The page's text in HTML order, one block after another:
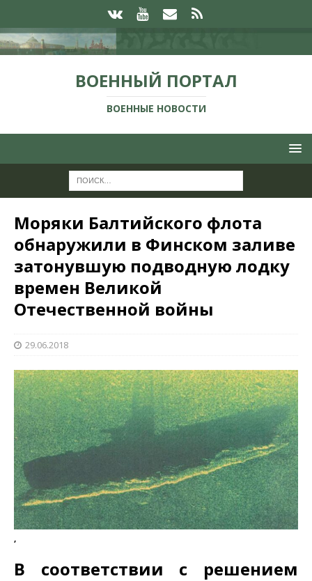
ВОЕННЫЙ ПОРТАЛ
ВОЕННЫЕ НОВОСТИ
Моряки Балтийского флота
обнаружили в Финском заливе
затонувшую подводную лодку
времен Великой
Отечественной войны
29.06.2018
,
В соответствии с решением